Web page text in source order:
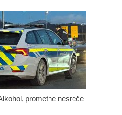
prometne nesreče